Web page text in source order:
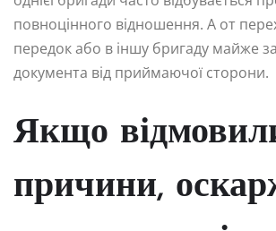
повноцінного відношення. А от
передок або в іншу бригаду майже
документа від приймаючої сторони.
Якщо
причини,